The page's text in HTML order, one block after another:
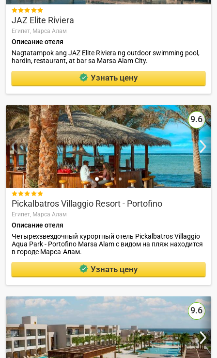

JAZ Elite Riviera
Египет, Марса Алам
Описание отеля
Nagtatampok ang JAZ Elite Riviera ng outdoor swimming pool,
hardin, restaurant, at bar sa Marsa Alam City.
Узнать цену
9.6

Pickalbatros Villaggio Resort - Portofino
Египет, Марса Алам
Описание отеля
Четырехзвездочный курортный отель Pickalbatros Villaggio
Aqua Park - Portofino Marsa Alam с видом на пляж находится
в городе Марса-Алам.
Узнать цену
9.6